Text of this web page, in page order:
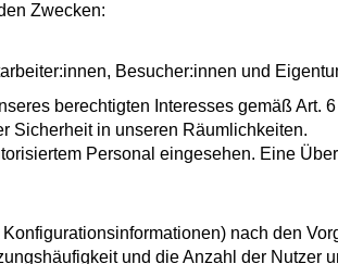
Zwecken:
Besucher:innen und
berechtigten Interesses gemäß
Sicherheit in unseren Räumlichkeiten.
Personal eingesehen. Eine
nach den
und die Anzahl der